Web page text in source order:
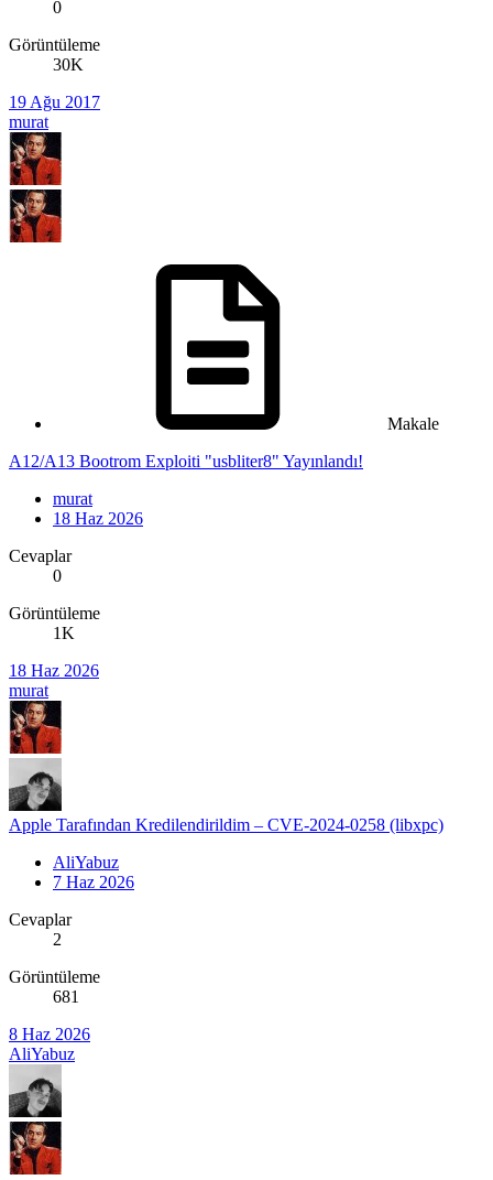
0
Görüntüleme
30K
19 Ağu 2017
murat
Makale
A12/A13 Bootrom Exploiti "usbliter8" Yayınlandı!
murat
18 Haz 2026
Cevaplar
0
Görüntüleme
1K
18 Haz 2026
murat
Apple Tarafından Kredilendirildim – CVE-2024-0258 (libxpc)
AliYabuz
7 Haz 2026
Cevaplar
2
Görüntüleme
681
8 Haz 2026
AliYabuz